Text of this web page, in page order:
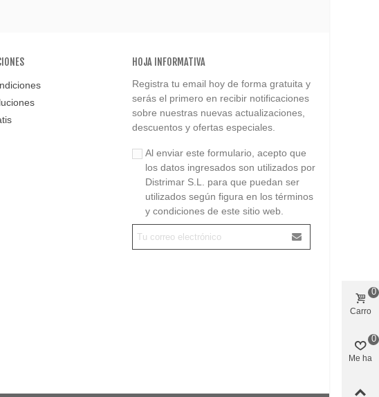
HOJA INFORMATIVA
Registra tu email hoy de forma gratuita y
serás el primero en recibir notificaciones
sobre nuestras nuevas actualizaciones,
descuentos y ofertas especiales.
Al enviar este formulario, acepto que
los datos ingresados son utilizados por
Distrimar S.L. para que puedan ser
utilizados según figura en los términos
y condiciones de este sitio web.
Carro
0
Me ha
0